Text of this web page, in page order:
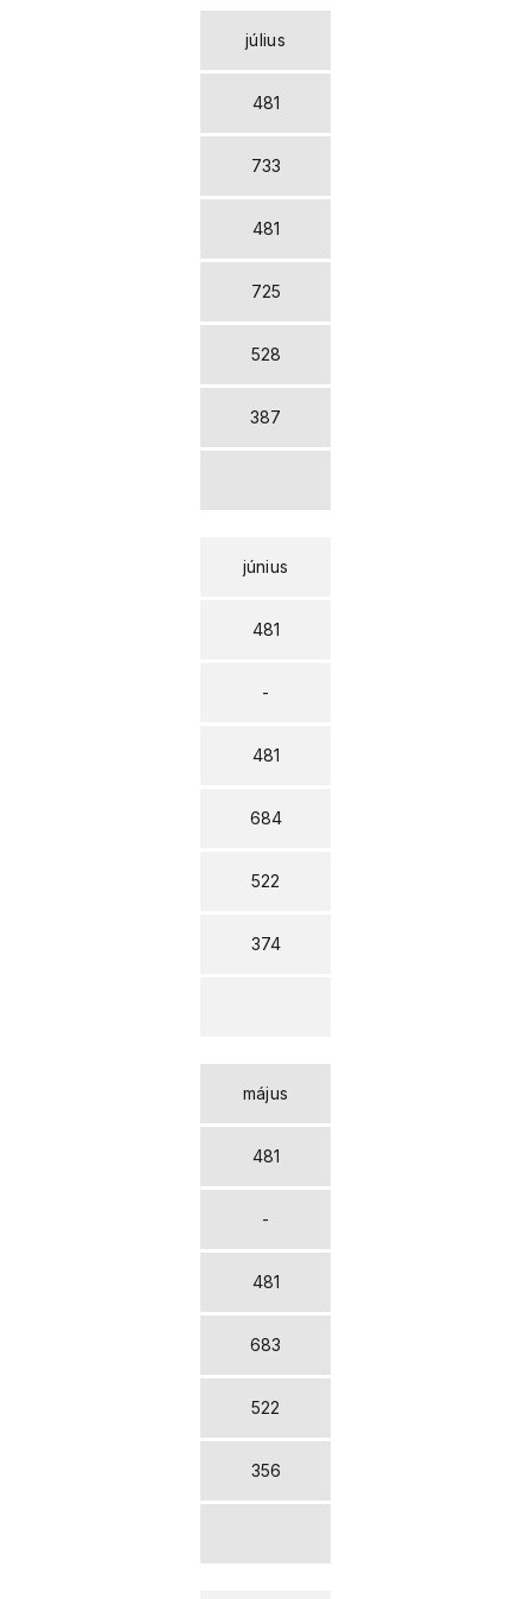
július
481
733
481
725
528
387
június
481
-
481
684
522
374
május
481
-
481
683
522
356